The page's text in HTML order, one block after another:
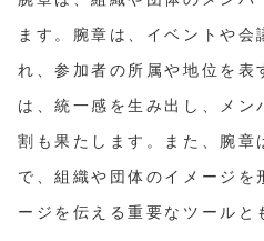
ます。腕章は、イベントや会
れ、参加者の所属や地位を表
は、統一感を生み出し、メン
割も果たします。また、腕章
で、組織や団体のイメージを
ージを伝える重要なツールと